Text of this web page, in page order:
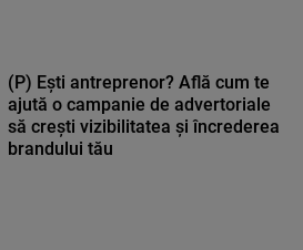
(P) Ești antreprenor? Află cum te
ajută o campanie de advertoriale
să crești vizibilitatea și încrederea
brandului tău